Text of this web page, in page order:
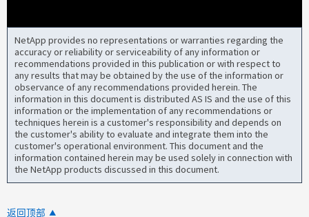
NetApp provides no representations or warranties regarding the
accuracy or reliability or serviceability of any information or
recommendations provided in this publication or with respect to
any results that may be obtained by the use of the information or
observance of any recommendations provided herein. The
information in this document is distributed AS IS and the use of this
information or the implementation of any recommendations or
techniques herein is a customer's responsibility and depends on
the customer's ability to evaluate and integrate them into the
customer's operational environment. This document and the
information contained herein may be used solely in connection with
the NetApp products discussed in this document.
返回顶部